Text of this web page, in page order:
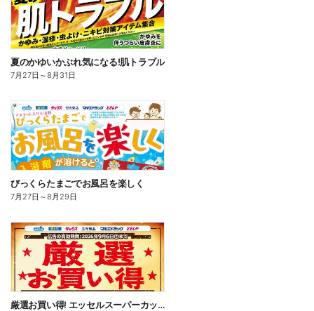
夏のかゆいかぶれ気になる!肌トラブル
7月27日 ～8月31日
びっくらたまごでお風呂を楽しく
7月27日 ～8月29日
厳選お買い得! エッセルスーパーカップ